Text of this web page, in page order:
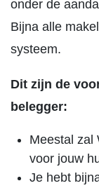
onder de
Bijna alle
systeem.
Dit zijn de
belegger:
Meestal zal
voor jouw
Je hebt